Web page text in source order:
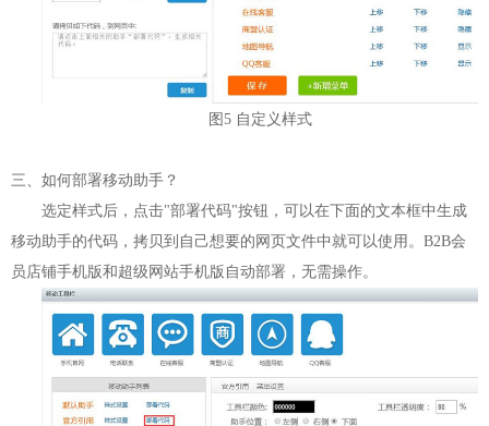
图5 自定义样式
三、如何部署移动助手？
选定样式后，点击"部署代码"按钮，可以在下面的文本框中生成
移动助手的代码，拷贝到自己想要的网页文件中就可以使用。B2B会
员店铺手机版和超级网站手机版自动部署，无需操作。